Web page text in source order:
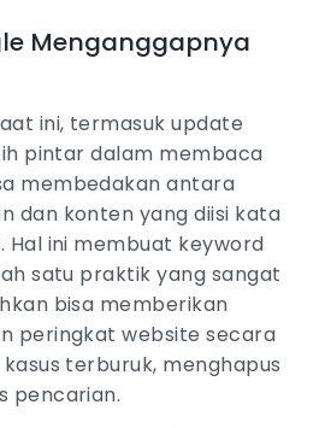
Menganggapnya
ini, termasuk update
pintar dalam membaca
membedakan antara
dan konten yang diisi kata
Hal ini membuat keyword
satu praktik yang sangat
bisa memberikan
peringkat website secara
terburuk, menghapus
pencarian.